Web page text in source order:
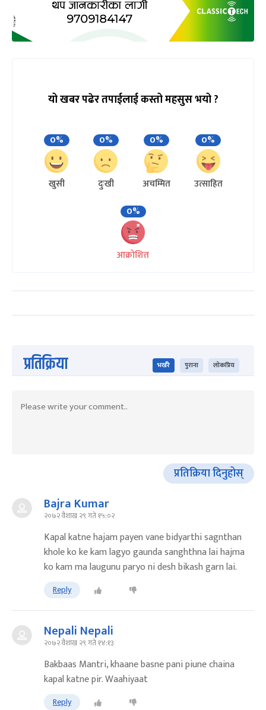
यो खबर पढेर तपाईलाई कस्तो महसुस भयो ?
0%
खुसी
0%
दुःखी
0%
अचम्मित
0%
उत्साहित
0%
आक्रोशित
प्रतिक्रिया भर्खरै पुराना लोकप्रिय
प्रतिक्रिया दिनुहोस्
Bajra Kumar
२०७२ वैशाख २९ गते १५:०२
Kapal katne hajam payen vane bidyarthi sagnthan
khole ko ke kam lagyo gaunda sanghthna lai hajma
ko kam ma laugunu paryo ni desh bikash garn lai.
Reply
Nepali Nepali
२०७२ वैशाख २९ गते १४:१३
Bakbaas Mantri, khaane basne pani piune chaina
kapal katne pir. Waahiyaat
Reply